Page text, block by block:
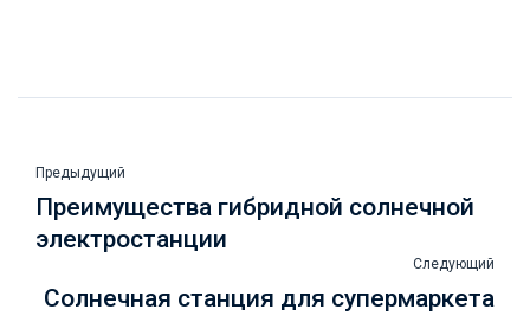
Предыдущий
Преимущества гибридной солнечной
электростанции
Следующий
Солнечная станция для супермаркета